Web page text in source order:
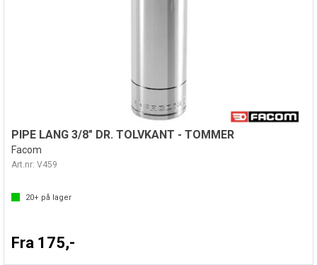
PIPE LANG 3/8" DR. TOLVKANT - TOMMER
Facom
Art.nr: V459
20+ på lager
Fra 175,-